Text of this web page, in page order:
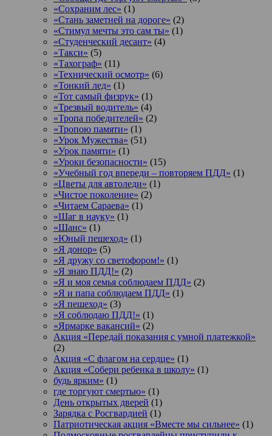
«Сохраним лес» (1)
«Стань заметней на дороге» (2)
«Стимул мечты это сам ты» (1)
«Студенческий десант» (4)
«Такси» (5)
«Тахограф» (11)
«Технический осмотр» (6)
«Тонкий лед» (1)
«Тот самый физрук» (1)
«Трезвый водитель» (4)
«Тропа победителей» (2)
«Тропою памяти» (1)
«Урок Мужества» (51)
«Урок памяти» (1)
«Уроки безопасности» (15)
«Учебный год впереди – повторяем ПДД» (1)
«Цветы для автоледи» (1)
«Чистое поколение» (2)
«Читаем Сараева» (1)
«Шаг в науку» (1)
«Шанс» (1)
«Юный пешеход» (1)
«Я донор» (5)
«Я дружу со светофором!» (1)
«Я знаю ПДД!» (2)
«Я и моя семья соблюдаем ПДД» (2)
«Я и папа соблюдаем ПДД» (1)
«Я пешеход» (3)
«Я соблюдаю ПДД!» (1)
«Ярмарке вакансий» (2)
Акция «Передай показания с умной платежкой»
(2)
Акция «С флагом на сердце» (1)
Акция «Собери ребенка в школу» (1)
будь ярким» (1)
где торгуют смертью» (1)
День открытых дверей (1)
Зарядка с Росгвардией (1)
Патриотическая акция «Вместе мы сильнее» (1)